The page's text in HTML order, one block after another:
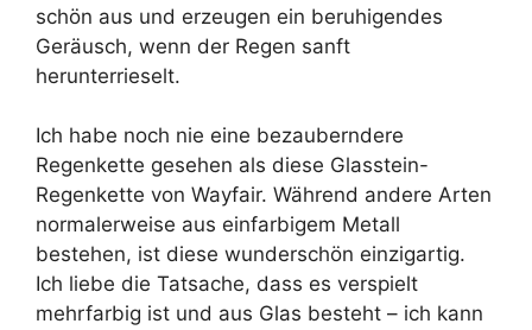
schön aus und erzeugen ein beruhigendes
Geräusch, wenn der Regen sanft
herunterrieselt.
Ich habe noch nie eine bezauberndere
Regenkette gesehen als diese Glasstein-
Regenkette von Wayfair. Während andere Arten
normalerweise aus einfarbigem Metall
bestehen, ist diese wunderschön einzigartig.
Ich liebe die Tatsache, dass es verspielt
mehrfarbig ist und aus Glas besteht – ich kann